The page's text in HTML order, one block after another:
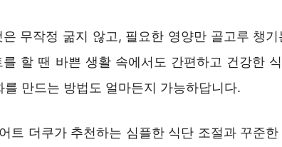
무작정 굶지 않고, 필요한 영양만 골고루 챙기
할 땐 바쁜 생활 속에서도 간편하고 건강한
만드는 방법도 얼마든지 가능하답니다.
트 더쿠가 추천하는 심플한 식단 조절과 꾸준한